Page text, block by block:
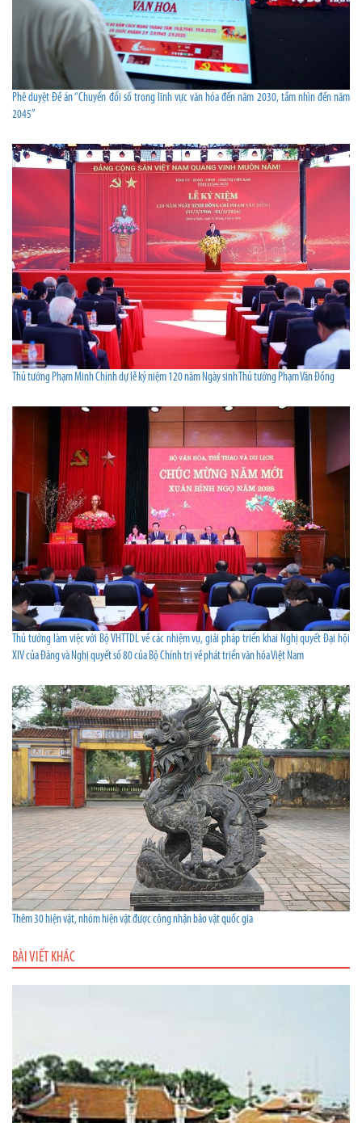
Phê duyệt Đề án “Chuyển đổi số trong lĩnh vực văn hóa đến năm 2030, tầm nhìn đến năm
2045”
Thủ tướng Phạm Minh Chính dự lễ kỷ niệm 120 năm Ngày sinh Thủ tướng Phạm Văn Đồng
Thủ tướng làm việc với Bộ VHTTDL về các nhiệm vụ, giải pháp triển khai Nghị quyết Đại hội
XIV của Đảng và Nghị quyết số 80 của Bộ Chính trị về phát triển văn hóa Việt Nam
Thêm 30 hiện vật, nhóm hiện vật được công nhận bảo vật quốc gia
BÀI VIẾT KHÁC